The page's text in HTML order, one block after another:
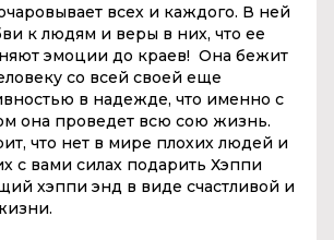
всех и каждого. В ней
к людям и веры в них, что ее
эмоции до краев! Она бежит
со всей своей еще
в надежде, что именно с
она проведет всю сою жизнь.
что нет в мире плохих людей и
с вами силах подарить Хэппи
хэппи энд в виде счастливой и